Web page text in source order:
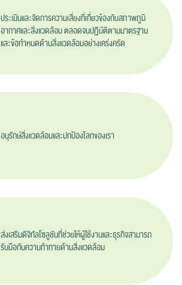
ประเมินและจัดการความเสี่ยงที่เกี่ยวข้องกับสภาพภูมิ
อากาศและสิ่งแวดล้อม ตลอดจนปฏิบัติตามมาตรฐาน
และข้อกำหนดด้านสิ่งแวดล้อมอย่างเคร่งครัด
อนุรักษ์สิ่งแวดล้อมและปกป้องโลกของเรา
ส่งเสริมดิจิทัลโซลูชันที่ช่วยให้ผู้ใช้งานและธุรกิจสามารถ
รับมือกับความท้าทายด้านสิ่งแวดล้อม